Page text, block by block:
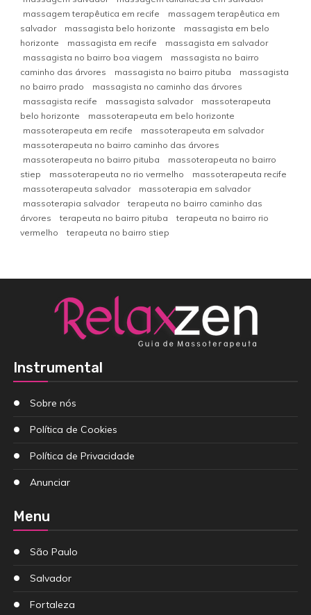
massagem terapêutica em recife
massagem terapêutica em
salvador
massagista belo horizonte
massagista em belo
horizonte
massagista em recife
massagista em salvador
massagista no bairro boa viagem
massagista no bairro
caminho das árvores
massagista no bairro pituba
massagista
no bairro prado
massagista no caminho das árvores
massagista recife
massagista salvador
massoterapeuta
belo horizonte
massoterapeuta em belo horizonte
massoterapeuta em recife
massoterapeuta em salvador
massoterapeuta no bairro caminho das árvores
massoterapeuta no bairro pituba
massoterapeuta no bairro
stiep
massoterapeuta no rio vermelho
massoterapeuta recife
massoterapeuta salvador
massoterapia em salvador
massoterapia salvador
terapeuta no bairro caminho das
árvores
terapeuta no bairro pituba
terapeuta no bairro rio
vermelho
terapeuta no bairro stiep
Instrumental
Sobre nós
Política de Cookies
Política de Privacidade
Anunciar
Menu
São Paulo
Salvador
Fortaleza